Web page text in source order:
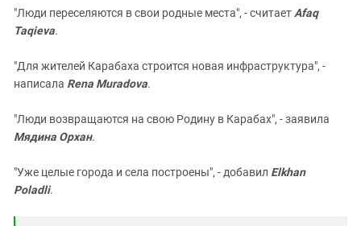
"Люди переселяются в свои родные места", - считает Afaq
Taqieva.
"Для жителей Карабаха строится новая инфраструктура", -
написала Rena Muradova.
"Люди возвращаются на свою Родину в Карабах", - заявила
Мядина Орхан.
"Уже целые города и села построены", - добавил Elkhan
Poladli.